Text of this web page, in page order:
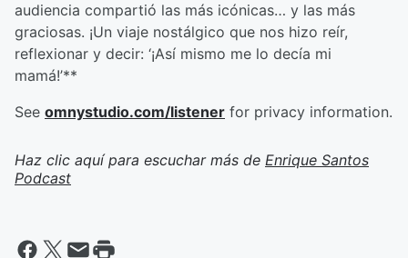
audiencia compartió las más icónicas… y las más
graciosas. ¡Un viaje nostálgico que nos hizo reír,
reflexionar y decir: ‘¡Así mismo me lo decía mi
mamá!’**
See omnystudio.com/listener for privacy information.
Haz clic aquí para escuchar más de Enrique Santos
Podcast